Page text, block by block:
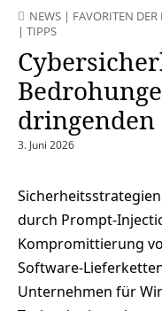
NEWS | FAVORITEN
| TIPPS
3. Juni 2026
durch Prompt-
Kompromittierung
Software-
Unternehmen für